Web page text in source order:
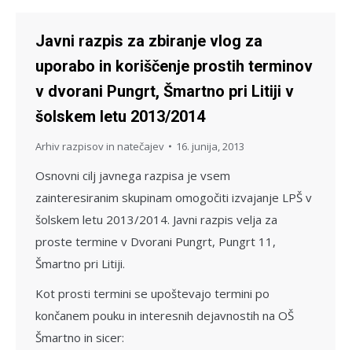
Javni razpis za zbiranje vlog za
uporabo in koriščenje prostih terminov
v dvorani Pungrt, Šmartno pri Litiji v
šolskem letu 2013/2014
Arhiv razpisov in natečajev 16. junija, 2013
Osnovni cilj javnega razpisa je vsem
zainteresiranim skupinam omogočiti izvajanje LPŠ v
šolskem letu 2013/2014. Javni razpis velja za
proste termine v Dvorani Pungrt, Pungrt 11,
Šmartno pri Litiji.
Kot prosti termini se upoštevajo termini po
končanem pouku in interesnih dejavnostih na OŠ
Šmartno in sicer: